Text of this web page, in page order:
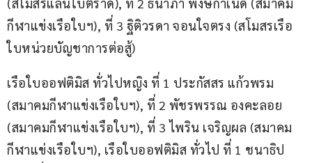
กีฬาแข่งเรือใบฯ), ที่ 3 ฐิติวรดา จอนใจตรง (สโมสรเรือ
ใบหน่วยบัญชาการต่อสู้)
เรือใบออฟติมิส ทั่วไปหญิง ที่ 1 ประกัสสร แก้วพรม
(สมาคมกีฬาแข่งเรือใบฯ), ที่ 2 พัชรพรรณ องคะลอย
(สมาคมกีฬาแข่งเรือใบฯ), ที่ 3 ไพริน เจริญผล (สมาคม
กีฬาแข่งเรือใบฯ), เรือใบออฟติมิส ทั่วไป ที่ 1 ชนาธิป